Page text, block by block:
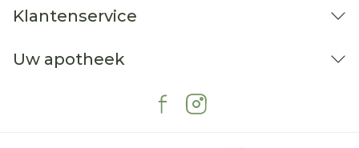
Klantenservice
Uw apotheek